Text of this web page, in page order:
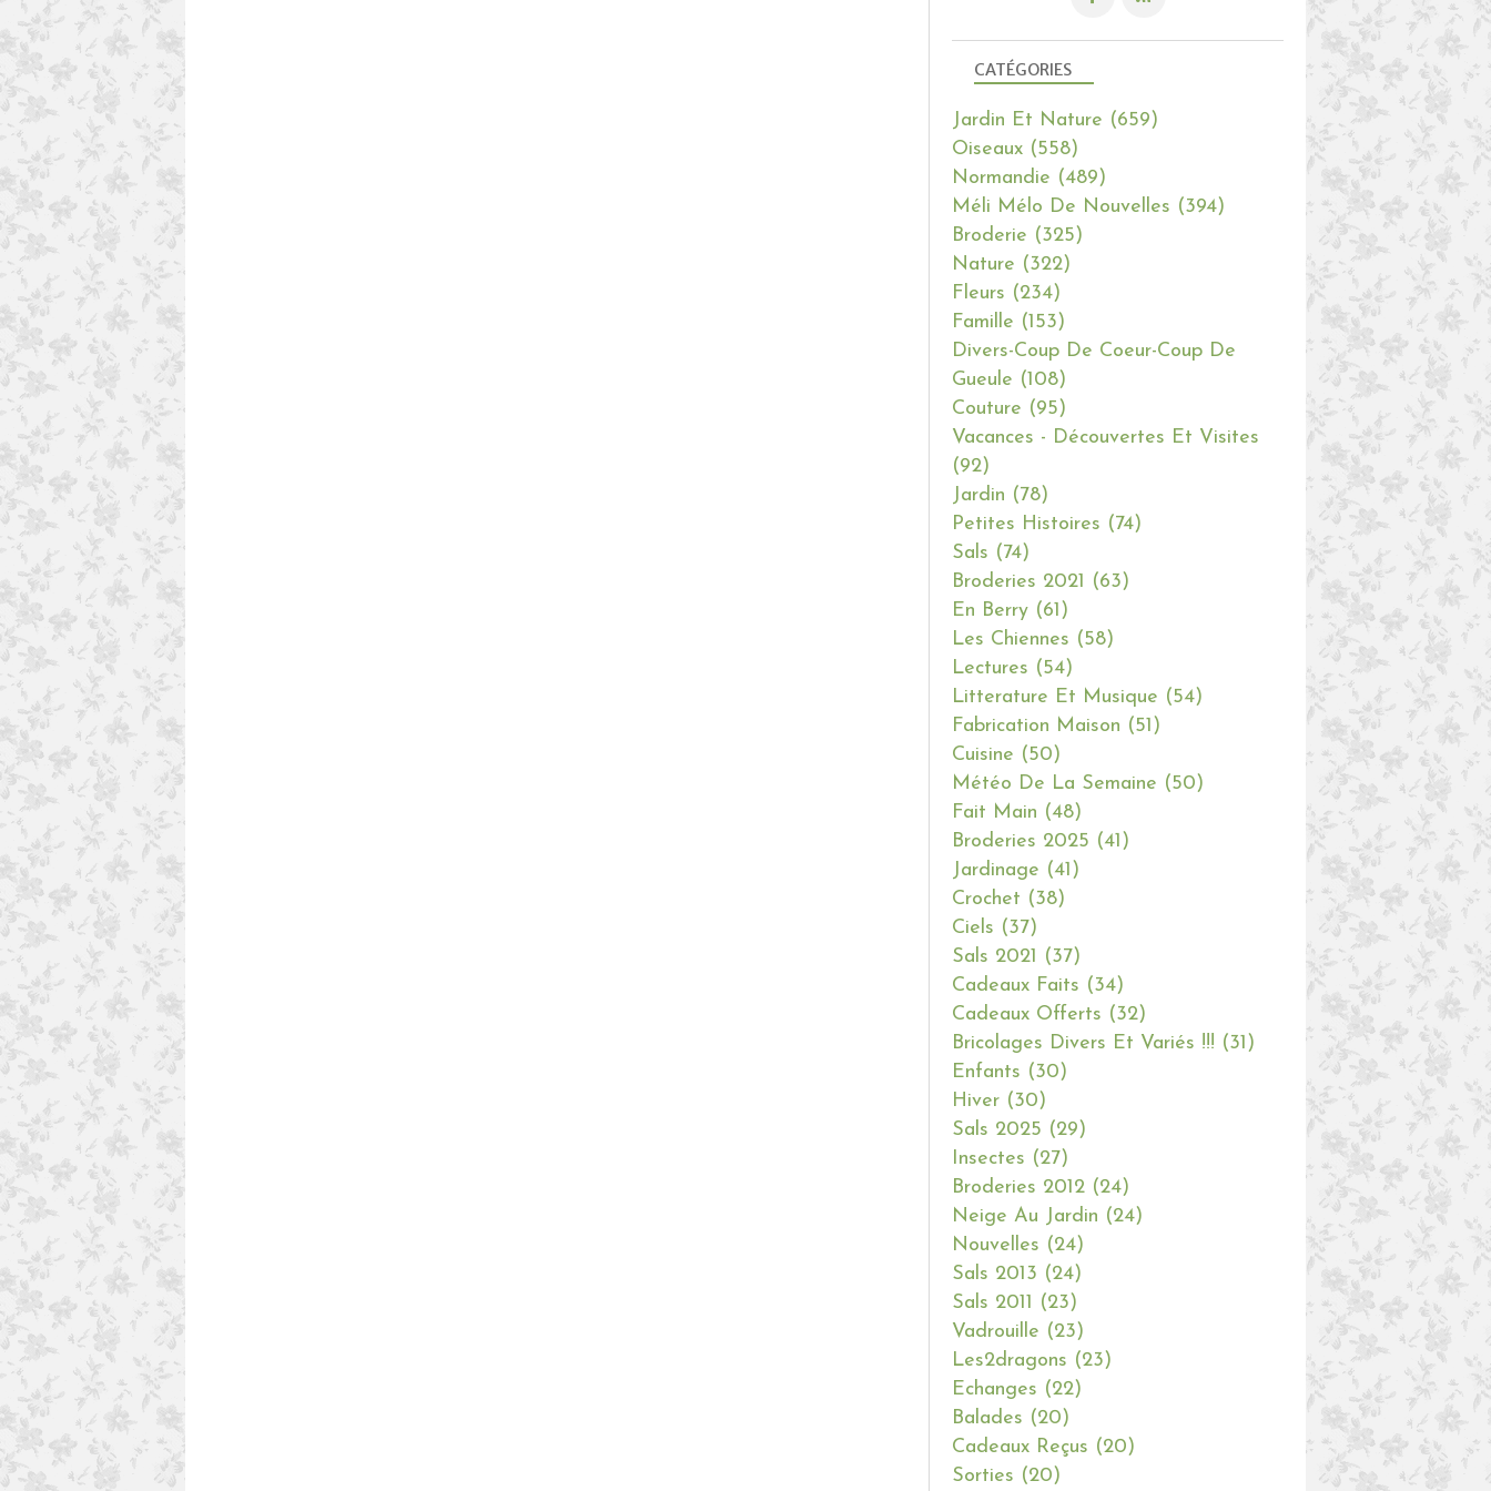
CATÉGORIES
Jardin Et Nature (659)
Oiseaux (558)
Normandie (489)
Méli Mélo De Nouvelles (394)
Broderie (325)
Nature (322)
Fleurs (234)
Famille (153)
Divers-Coup De Coeur-Coup De
Gueule (108)
Couture (95)
Vacances - Découvertes Et Visites
(92)
Jardin (78)
Petites Histoires (74)
Sals (74)
Broderies 2021
(63)
En Berry (61)
Les Chiennes (58)
Lectures (54)
Litterature Et Musique (54)
Fabrication Maison (51)
Cuisine (50)
Météo De La Semaine (50)
Fait Main (48)
Broderies 2025 (41)
Jardinage (41)
Crochet (38)
Ciels (37)
Sals 2021
(37)
Cadeaux Faits (34)
Cadeaux Offerts (32)
Bricolages Divers Et Variés !!! (31)
Enfants (30)
Hiver (30)
Sals 2025 (29)
Insectes (27)
Broderies 2012 (24)
Neige Au Jardin (24)
Nouvelles (24)
Sals 2013 (24)
Sals 2011
(23)
Vadrouille (23)
Les2dragons (23)
Echanges (22)
Balades (20)
Cadeaux Reçus (20)
Sorties (20)